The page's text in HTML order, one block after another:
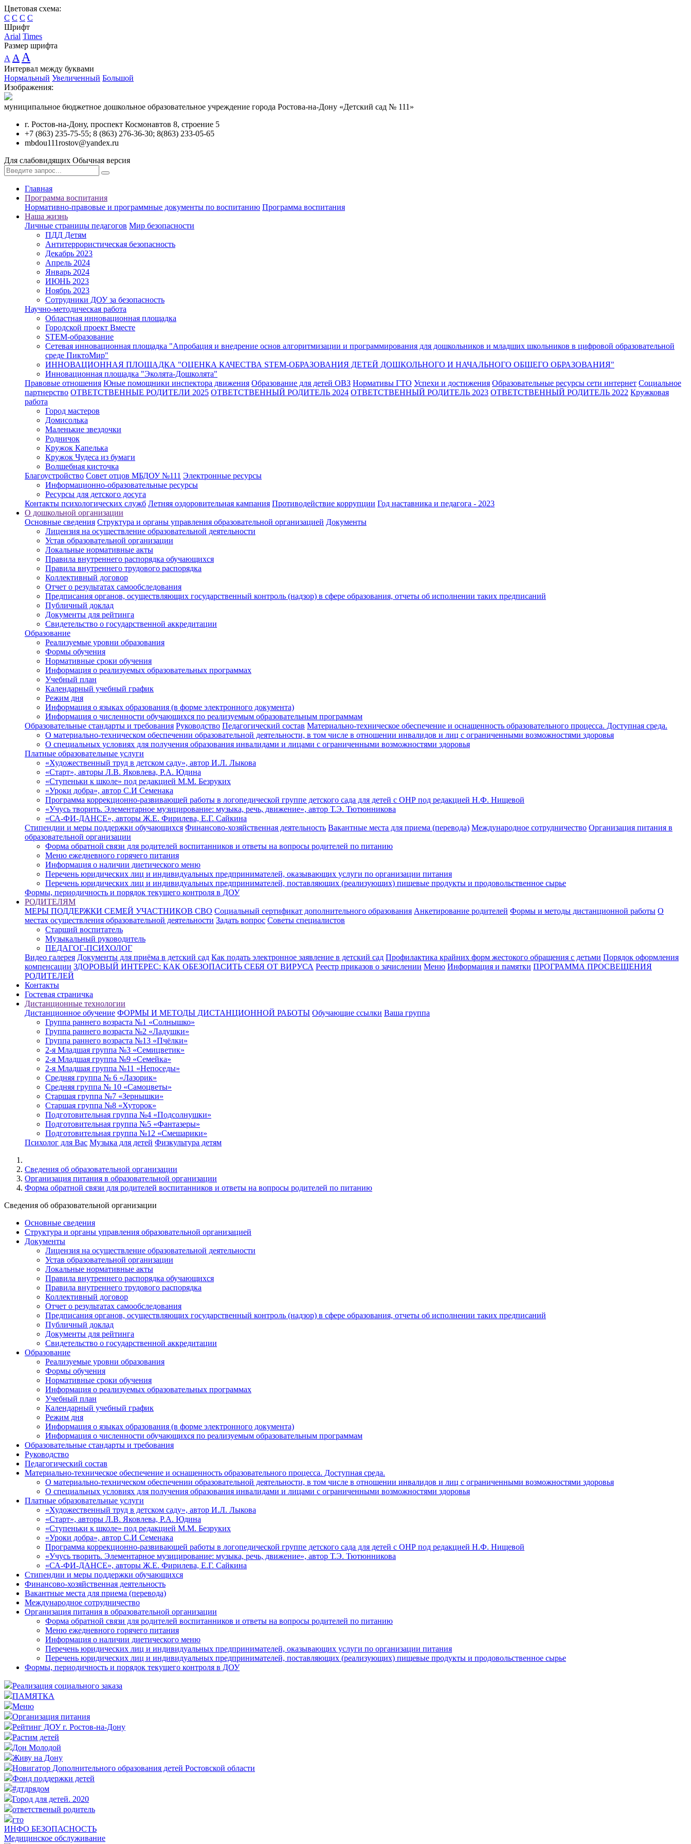
Цветовая схема:
C C C C
Шрифт
Arial Times
Размер шрифта
A A A
Интервал между буквами
Нормальный Увеличенный Большой
Изображения:
муниципальное бюджетное дошкольное образовательное учреждение города Ростова-на-Дону «Детский сад № 111»
г. Ростов-на-Дону, проспект Космонавтов 8, строение 5
+7 (863) 235-75-55; 8 (863) 276-36-30; 8(863) 233-05-65
mbdou111rostov@yandex.ru
Для слабовидящих Обычная версия
Главная
Программа воспитания
Нормативно-правовые и программные документы по воспитанию Программа воспитания
Наша жизнь
Личные страницы педагогов Мир безопасности
ПДД Детям
Антитеррористическая безопасность
Декабрь 2023
Апрель 2024
Январь 2024
ИЮНЬ 2023
Ноябрь 2023
Сотрудники ДОУ за безопасность
Научно-методическая работа
Областная инновационная площадка
Городской проект Вместе
STEM-образование
Сетевая инновационная площадка "Апробация и внедрение основ алгоритмизации и программирования для дошкольников и младших школьников в цифровой образовательной
среде ПиктоМир"
ИННОВАЦИОННАЯ ПЛОЩАДКА "ОЦЕНКА КАЧЕСТВА STEM-ОБРАЗОВАНИЯ ДЕТЕЙ ДОШКОЛЬНОГО И НАЧАЛЬНОГО ОБЩЕГО ОБРАЗОВАНИЯ"
Инновационная площадка "Эколята-Дошколята"
Правовые отношения Юные помощники инспектора движения Образование для детей ОВЗ Нормативы ГТО Успехи и достижения Образовательные ресурсы сети интернет Социальное
партнерство ОТВЕТСТВЕННЫЕ РОДИТЕЛИ 2025 ОТВЕТСТВЕННЫЙ РОДИТЕЛЬ 2024 ОТВЕТСТВЕННЫЙ РОДИТЕЛЬ 2023 ОТВЕТСТВЕННЫЙ РОДИТЕЛЬ 2022 Кружковая
работа
Город мастеров
Домисолька
Маленькие звездочки
Родничок
Кружок Капелька
Кружок Чудеса из бумаги
Волшебная кисточка
Благоустройство Совет отцов МБДОУ №111 Электронные ресурсы
Информационно-образовательные ресурсы
Ресурсы для детского досуга
Контакты психологических служб Летняя оздоровительная кампания Противодействие коррупции Год наставника и педагога - 2023
О дошкольной организации
Основные сведения Структура и органы управления образовательной организацией Документы
Лицензия на осуществление образовательной деятельности
Устав образовательной организации
Локальные нормативные акты
Правила внутреннего распорядка обучающихся
Правила внутреннего трудового распорядка
Коллективный договор
Отчет о результатах самообследования
Предписания органов, осуществляющих государственный контроль (надзор) в сфере образования, отчеты об исполнении таких предписаний
Публичный доклад
Документы для рейтинга
Свидетельство о государственной аккредитации
Образование
Реализуемые уровни образования
Формы обучения
Нормативные сроки обучения
Информация о реализуемых образовательных программах
Учебный план
Календарный учебный график
Режим дня
Информация о языках образования (в форме электронного документа)
Информация о численности обучающихся по реализуемым образовательным программам
Образовательные стандарты и требования Руководство Педагогический состав Материально-техническое обеспечение и оснащенность образовательного процесса. Доступная среда.
О материально-техническом обеспечении образовательной деятельности, в том числе в отношении инвалидов и лиц с ограниченными возможностями здоровья
О специальных условиях для получения образования инвалидами и лицами с ограниченными возможностями здоровья
Платные образовательные услуги
«Художественный труд в детском саду», автор И.Л. Лыкова
«Старт», авторы Л.В. Яковлева, Р.А. Юдина
«Ступеньки к школе» под редакцией М.М. Безруких
«Уроки добра», автор С.И Семенака
Программа коррекционно-развивающей работы в логопедической группе детского сада для детей с ОНР под редакцией Н.Ф. Нищевой
«Учусь творить. Элементарное музицирование: музыка, речь, движение», автор Т.Э. Тютюнникова
«СА-ФИ-ДАНСЕ», авторы Ж.Е. Фирилева, Е.Г. Сайкина
Стипендии и меры поддержки обучающихся Финансово-хозяйственная деятельность Вакантные места для приема (перевода) Международное сотрудничество Организация питания в
образовательной организации
Форма обратной связи для родителей воспитанников и ответы на вопросы родителей по питанию
Меню ежедневного горячего питания
Информация о наличии диетического меню
Перечень юридических лиц и индивидуальных предпринимателей, оказывающих услуги по организации питания
Перечень юридических лиц и индивидуальных предпринимателей, поставляющих (реализующих) пищевые продукты и продовольственное сырье
Формы, периодичность и порядок текущего контроля в ДОУ
РОДИТЕЛЯМ
МЕРЫ ПОДДЕРЖКИ СЕМЕЙ УЧАСТНИКОВ СВО Социальный сертификат дополнительного образования Анкетирование родителей Формы и методы дистанционной работы О
местах осуществления образовательной деятельности Задать вопрос Советы специалистов
Старший воспитатель
Музыкальный руководитель
ПЕДАГОГ-ПСИХОЛОГ
Видео галерея Документы для приёма в детский сад Как подать электронное заявление в детский сад Профилактика крайних форм жестокого обращения с детьми Порядок оформления
компенсации ЗДОРОВЫЙ ИНТЕРЕС: КАК ОБЕЗОПАСИТЬ СЕБЯ ОТ ВИРУСА Реестр приказов о зачислении Меню Информация и памятки ПРОГРАММА ПРОСВЕЩЕНИЯ
РОДИТЕЛЕЙ
Контакты
Гостевая страничка
Дистанционные технологии
Дистанционное обучение ФОРМЫ И МЕТОДЫ ДИСТАНЦИОННОЙ РАБОТЫ Обучающие ссылки Ваша группа
Группа раннего возраста №1 «Солнышко»
Группа раннего возраста №2 «Ладушки»
Группа раннего возраста №13 «Пчёлки»
2-я Младшая группа №3 «Семицветик»
2-я Младшая группа №9 «Семейка»
2-я Младшая группа №11 «Непоседы»
Средняя группа № 6 «Лазорик»
Средняя группа № 10 «Самоцветы»
Старшая группа №7 «Зернышки»
Старшая группа №8 «Хуторок»
Подготовительная группа №4 «Подсолнушки»
Подготовительная группа №5 «Фантазеры»
Подготовительная группа №12 «Смешарики»
Психолог для Вас Музыка для детей Физкультура детям
Cведения об образовательной организации
Организация питания в образовательной организации
Форма обратной связи для родителей воспитанников и ответы на вопросы родителей по питанию
Cведения об образовательной организации
Основные сведения
Структура и органы управления образовательной организацией
Документы
Лицензия на осуществление образовательной деятельности
Устав образовательной организации
Локальные нормативные акты
Правила внутреннего распорядка обучающихся
Правила внутреннего трудового распорядка
Коллективный договор
Отчет о результатах самообследования
Предписания органов, осуществляющих государственный контроль (надзор) в сфере образования, отчеты об исполнении таких предписаний
Публичный доклад
Документы для рейтинга
Свидетельство о государственной аккредитации
Образование
Реализуемые уровни образования
Формы обучения
Нормативные сроки обучения
Информация о реализуемых образовательных программах
Учебный план
Календарный учебный график
Режим дня
Информация о языках образования (в форме электронного документа)
Информация о численности обучающихся по реализуемым образовательным программам
Образовательные стандарты и требования
Руководство
Педагогический состав
Материально-техническое обеспечение и оснащенность образовательного процесса. Доступная среда.
О материально-техническом обеспечении образовательной деятельности, в том числе в отношении инвалидов и лиц с ограниченными возможностями здоровья
О специальных условиях для получения образования инвалидами и лицами с ограниченными возможностями здоровья
Платные образовательные услуги
«Художественный труд в детском саду», автор И.Л. Лыкова
«Старт», авторы Л.В. Яковлева, Р.А. Юдина
«Ступеньки к школе» под редакцией М.М. Безруких
«Уроки добра», автор С.И Семенака
Программа коррекционно-развивающей работы в логопедической группе детского сада для детей с ОНР под редакцией Н.Ф. Нищевой
«Учусь творить. Элементарное музицирование: музыка, речь, движение», автор Т.Э. Тютюнникова
«СА-ФИ-ДАНСЕ», авторы Ж.Е. Фирилева, Е.Г. Сайкина
Стипендии и меры поддержки обучающихся
Финансово-хозяйственная деятельность
Вакантные места для приема (перевода)
Международное сотрудничество
Организация питания в образовательной организации
Форма обратной связи для родителей воспитанников и ответы на вопросы родителей по питанию
Меню ежедневного горячего питания
Информация о наличии диетического меню
Перечень юридических лиц и индивидуальных предпринимателей, оказывающих услуги по организации питания
Перечень юридических лиц и индивидуальных предпринимателей, поставляющих (реализующих) пищевые продукты и продовольственное сырье
Формы, периодичность и порядок текущего контроля в ДОУ
Реализация социального заказа
ПАМЯТКА
Меню
Организация питания
Рейтинг ДОУ г. Ростов-на-Дону
Растим детей
Дон Молодой
Живу на Дону
Новигатор Дополнительного образования детей Ростовской области
Фонд поддержки детей
#дтдрядом
Город для детей. 2020
ответственый родитель
гто
ИНФО БЕЗОПАСНОСТЬ
Медицинское обслуживание